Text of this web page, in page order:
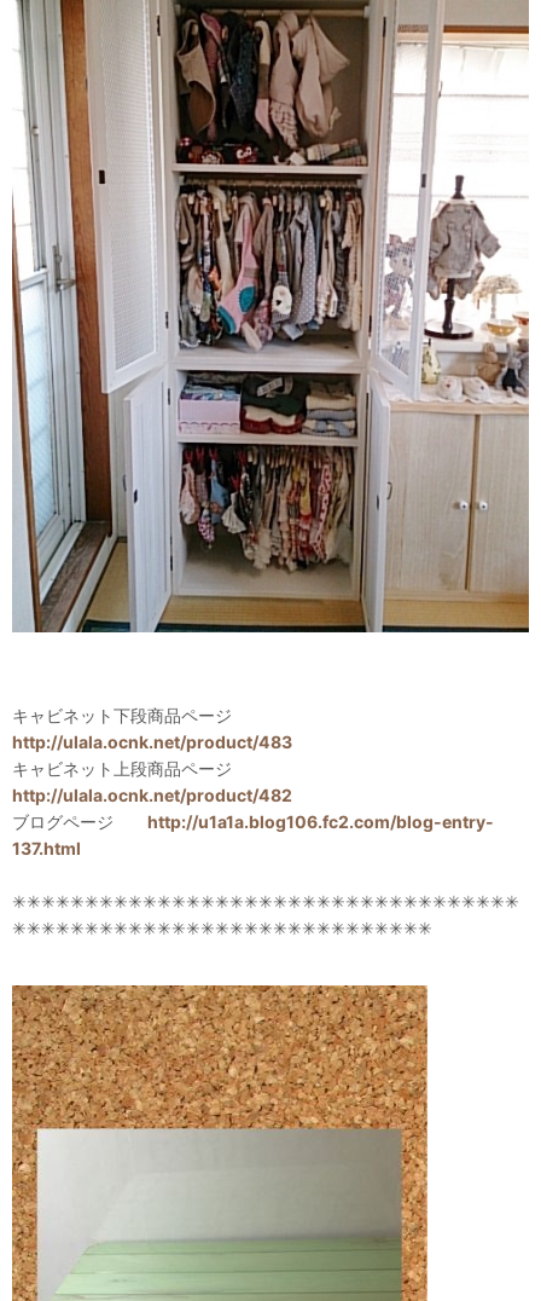
キャビネット下段商品ページ
http://ulala.ocnk.net/product/483
キャビネット上段商品ページ
http://ulala.ocnk.net/product/482
ブログページ http://u1a1a.blog106.fc2.com/blog-entry-
137.html
✳✳✳✳✳✳✳✳✳✳✳✳✳✳✳✳✳✳✳✳✳✳✳✳✳✳✳✳✳✳✳✳✳✳✳
✳✳✳✳✳✳✳✳✳✳✳✳✳✳✳✳✳✳✳✳✳✳✳✳✳✳✳✳✳